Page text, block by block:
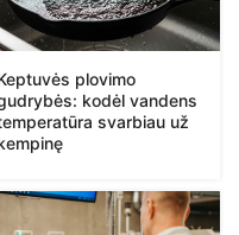
plovimo
kodėl vandens
svarbiau už